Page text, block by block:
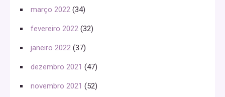
março 2022 (34)
fevereiro 2022 (32)
janeiro 2022 (37)
dezembro 2021 (47)
novembro 2021 (52)